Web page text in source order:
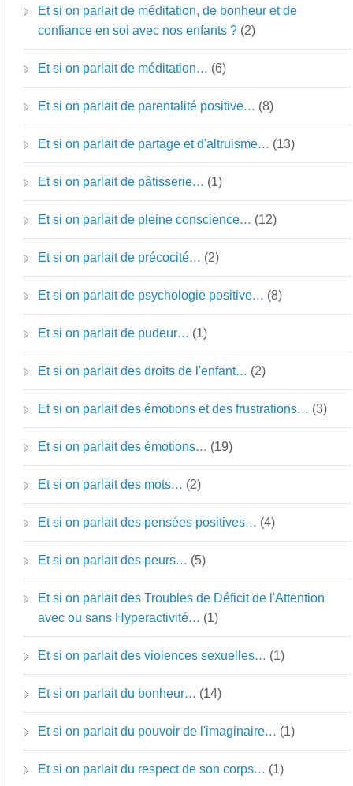
Et si on parlait de méditation, de bonheur et de
confiance en soi avec nos enfants ? (2)
Et si on parlait de méditation… (6)
Et si on parlait de parentalité positive… (8)
Et si on parlait de partage et d'altruisme… (13)
Et si on parlait de pâtisserie… (1)
Et si on parlait de pleine conscience… (12)
Et si on parlait de précocité… (2)
Et si on parlait de psychologie positive… (8)
Et si on parlait de pudeur… (1)
Et si on parlait des droits de l'enfant… (2)
Et si on parlait des émotions et des frustrations… (3)
Et si on parlait des émotions… (19)
Et si on parlait des mots… (2)
Et si on parlait des pensées positives… (4)
Et si on parlait des peurs… (5)
Et si on parlait des Troubles de Déficit de l'Attention
avec ou sans Hyperactivité… (1)
Et si on parlait des violences sexuelles… (1)
Et si on parlait du bonheur… (14)
Et si on parlait du pouvoir de l'imaginaire… (1)
Et si on parlait du respect de son corps… (1)